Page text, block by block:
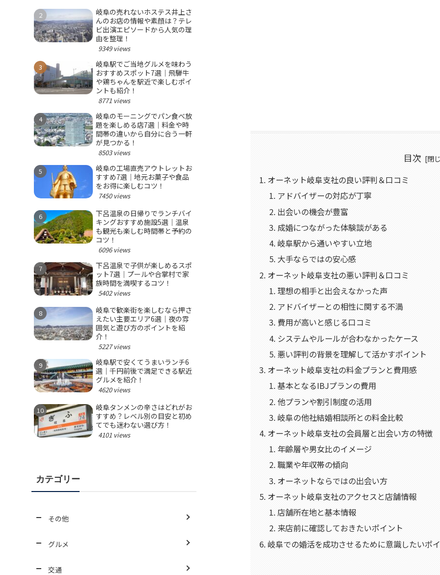
目次
オーネット岐阜支社の良い評判＆口コミ
アドバイザーの対応が丁寧
出会いの機会が豊富
成婚につながった体験談がある
岐阜駅から通いやすい立地
大手ならではの安心感
オーネット岐阜支社の悪い評判＆口コミ
理想の相手と出会えなかった声
アドバイザーとの相性に関する不満
費用が高いと感じる口コミ
システムやルールが合わなかったケース
悪い評判の背景を理解して活かすポイント
オーネット岐阜支社の料金プランと費用感
基本となるIBJプランの費用
他プランや割引制度の活用
岐阜の他社結婚相談所との料金比較
オーネット岐阜支社の会員層と出会い方の特徴
年齢層や男女比のイメージ
職業や年収帯の傾向
オーネットならではの出会い方
オーネット岐阜支社のアクセスと店舗情報
店舗所在地と基本情報
来店前に確認しておきたいポイント
岐阜での婚活を成功させるために意識したいポ
岐阜の売れないホステス井上さ
んのお店の情報や素顔は？テレ
ビ出演エピソードから人気の理
由を整理！
9349 views
岐阜駅でご当地グルメを味わう
おすすめスポット7選｜飛騨牛
や鶏ちゃんを駅近で楽しむポイ
ントも紹介！
8771 views
岐阜のモーニングでパン食べ放
題を楽しめる店7選｜料金や時
間帯の違いから自分に合う一軒
が見つかる！
8503 views
岐阜の工場直売アウトレットお
すすめ7選｜地元お菓子や食品
をお得に楽しむコツ！
7450 views
下呂温泉の日帰りでランチバイ
キングおすすめ施設5選｜温泉
も観光も楽しむ時間帯と予約の
コツ！
6096 views
下呂温泉で子供が楽しめるスポ
ット7選｜プールや合掌村で家
族時間を満喫するコツ！
5402 views
岐阜で歓楽街を楽しむなら押さ
えたい主要エリア6選｜夜の雰
囲気と遊び方のポイントを紹
介！
5227 views
岐阜駅で安くてうまいランチ6
選｜千円前後で満足できる駅近
グルメを紹介！
4620 views
岐阜タンメンの辛さはどれがお
すすめ？レベル別の目安と初め
てでも迷わない選び方！
4101 views
カテゴリー
その他
グルメ
交通